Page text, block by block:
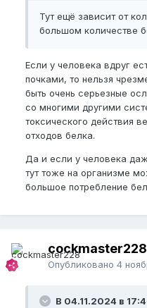
Тут ещё зависит от
большом количестве
Если у человека вдруг
почками, то нельзя
быть очень серьезные
со многими другими
токсического действия
отходов белка.
Да и если у человека
тут тоже на организме
большое потребление
cockmaster228
Опубликовано 4
В 04.11.2024 в